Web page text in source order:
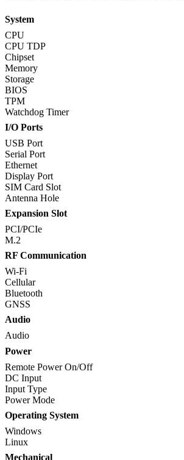
System
CPU
CPU TDP
Chipset
Memory
Storage
BIOS
TPM
Watchdog Timer
I/O Ports
USB Port
Serial Port
Ethernet
Display Port
SIM Card Slot
Antenna Hole
Expansion Slot
PCI/PCIe
M.2
RF Communication
Wi-Fi
Cellular
Bluetooth
GNSS
Audio
Audio
Power
Remote Power On/Off
DC Input
Input Type
Power Mode
Operating System
Windows
Linux
Mechanical